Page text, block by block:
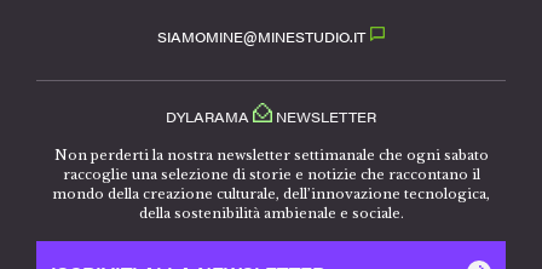
SIAMOMINE@MINESTUDIO.IT
DYLARAMA NEWSLETTER
Non perderti la nostra newsletter settimanale che ogni sabato
raccoglie una selezione di storie e notizie che raccontano il
mondo della creazione culturale, dell’innovazione tecnologica,
della sostenibilità ambienale e sociale.